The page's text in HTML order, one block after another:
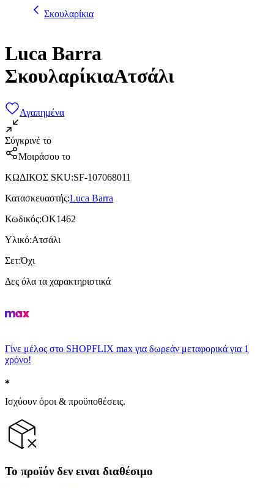
Σκουλαρίκια
Luca Barra
ΣκουλαρίκιαΑτσάλι
Αγαπημένα
Σύγκρινέ το
Μοιράσου το
ΚΩΔΙΚΟΣ SKU:SF-107068011
Κατασκευαστής:Luca Barra
Κωδικός:OK1462
Υλικό:Ατσάλι
Σετ:Όχι
Δες όλα τα χαρακτηριστικά
Γίνε μέλος στο SHOPFLIX max για δωρεάν μεταφορικά για 1
χρόνο!
Ισχύουν όροι & προϋποθέσεις.
Το προϊόν δεν ειναι διαθέσιμο